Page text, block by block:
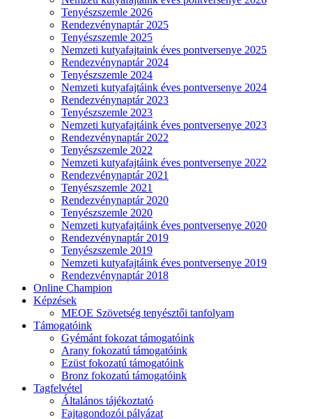
Tenyészszemle 2026
Rendezvénynaptár 2025
Tenyészszemle 2025
Nemzeti kutyafajtaink éves pontversenye 2025
Rendezvénynaptár 2024
Tenyészszemle 2024
Nemzeti kutyafajtáink éves pontversenye 2024
Rendezvénynaptár 2023
Tenyészszemle 2023
Nemzeti kutyafajtáink éves pontversenye 2023
Rendezvénynaptár 2022
Tenyészszemle 2022
Nemzeti kutyafajtáink éves pontversenye 2022
Rendezvénynaptár 2021
Tenyészszemle 2021
Rendezvénynaptár 2020
Tenyészszemle 2020
Nemzeti kutyafajtáink éves pontversenye 2020
Rendezvénynaptár 2019
Tenyészszemle 2019
Nemzeti kutyafajtáink éves pontversenye 2019
Rendezvénynaptár 2018
Online Champion
Képzések
MEOE Szövetség tenyésztői tanfolyam
Támogatóink
Gyémánt fokozat támogatóink
Arany fokozatú támogatóink
Ezüst fokozatú támogatóink
Bronz fokozatú támogatóink
Tagfelvétel
Általános tájékoztató
Fajtagondozói pályázat